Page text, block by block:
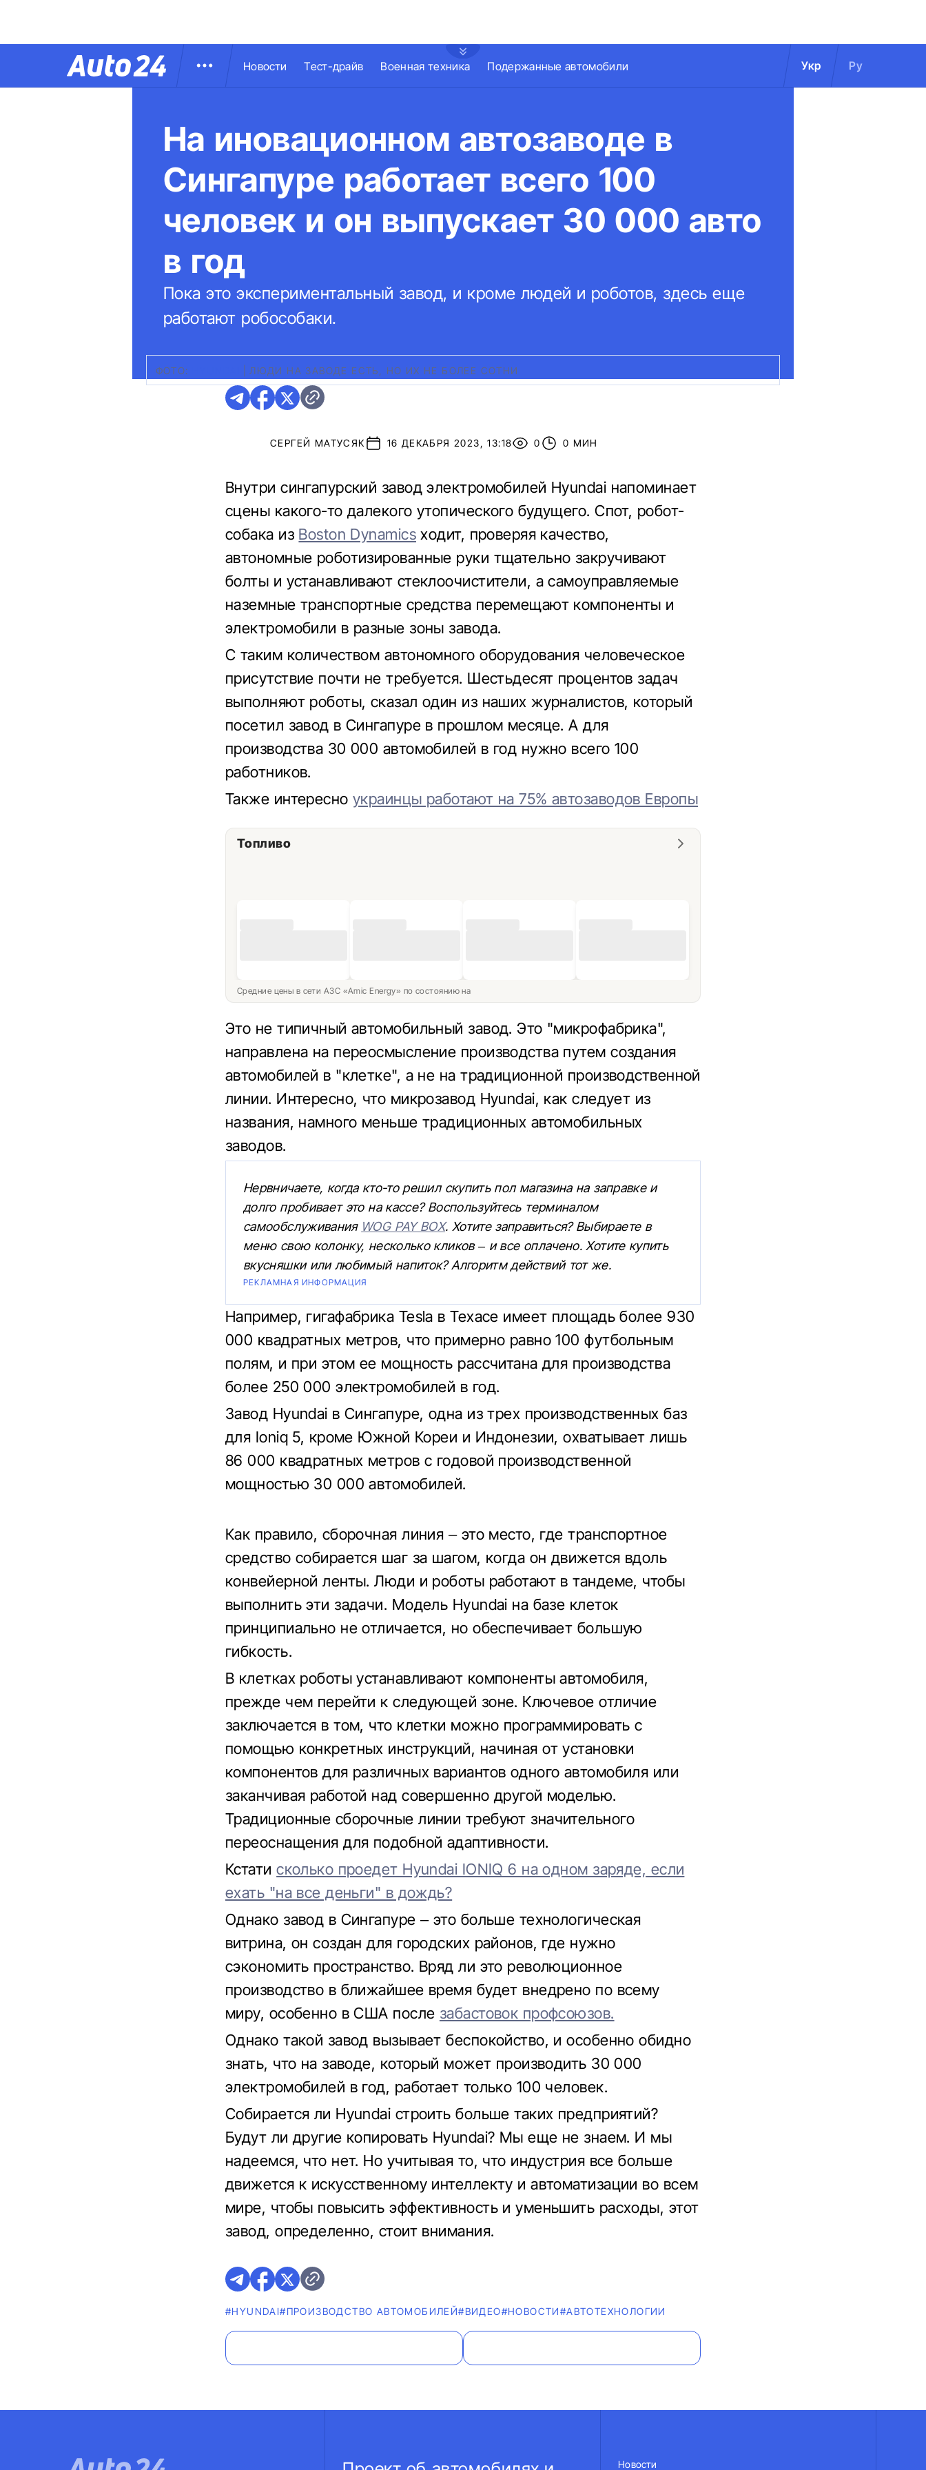
Новости Тест-драйв Военная техника Подержанные автомобили Укр Ру
На иновационном автозаводе в
Сингапуре работает всего 100
человек и он выпускает 30 000 авто
в год
Пока это экспериментальный завод, и кроме людей и роботов, здесь еще
работают робособаки.
ФОТО: ЛЮДИ НА ЗАВОДЕ ЕСТЬ, НО ИХ НЕ БОЛЕЕ СОТНИ
СЕРГЕЙ МАТУСЯК 16 ДЕКАБРЯ 2023, 13:18 0 0 МИН
Внутри сингапурский завод электромобилей Hyundai напоминает
сцены какого-то далекого утопического будущего. Спот, робот-
собака из Boston Dynamics ходит, проверяя качество,
автономные роботизированные руки тщательно закручивают
болты и устанавливают стеклоочистители, а самоуправляемые
наземные транспортные средства перемещают компоненты и
электромобили в разные зоны завода.
С таким количеством автономного оборудования человеческое
присутствие почти не требуется. Шестьдесят процентов задач
выполняют роботы, сказал один из наших журналистов, который
посетил завод в Сингапуре в прошлом месяце. А для
производства 30 000 автомобилей в год нужно всего 100
работников.
Также интересноукраинцы работают на 75% автозаводов Европы
Топливо
Средние цены в сети АЗС «Amic Energy» по состоянию на
Это не типичный автомобильный завод. Это "микрофабрика",
направлена на переосмысление производства путем создания
автомобилей в "клетке", а не на традиционной производственной
линии. Интересно, что микрозавод Hyundai, как следует из
названия, намного меньше традиционных автомобильных
заводов.
Нервничаете, когда кто-то решил скупить пол магазина на заправке и
долго пробивает это на кассе? Воспользуйтесь терминалом
самообслуживания WOG PAY BOX. Хотите заправиться? Выбираете в
меню свою колонку, несколько кликов – и все оплачено. Хотите купить
вкусняшки или любимый напиток? Алгоритм действий тот же.
РЕКЛАМНАЯ ИНФОРМАЦИЯ
Например, гигафабрика Tesla в Техасе имеет площадь более 930
000 квадратных метров, что примерно равно 100 футбольным
полям, и при этом ее мощность рассчитана для производства
более 250 000 электромобилей в год.
Завод Hyundai в Сингапуре, одна из трех производственных баз
для Ioniq 5, кроме Южной Кореи и Индонезии, охватывает лишь
86 000 квадратных метров с годовой производственной
мощностью 30 000 автомобилей.
Как правило, сборочная линия – это место, где транспортное
средство собирается шаг за шагом, когда он движется вдоль
конвейерной ленты. Люди и роботы работают в тандеме, чтобы
выполнить эти задачи. Модель Hyundai на базе клеток
принципиально не отличается, но обеспечивает большую
гибкость.
В клетках роботы устанавливают компоненты автомобиля,
прежде чем перейти к следующей зоне. Ключевое отличие
заключается в том, что клетки можно программировать с
помощью конкретных инструкций, начиная от установки
компонентов для различных вариантов одного автомобиля или
заканчивая работой над совершенно другой моделью.
Традиционные сборочные линии требуют значительного
переоснащения для подобной адаптивности.
Кстатисколько проедет Hyundai IONIQ 6 на одном заряде, если
ехать "на все деньги" в дождь?
Однако завод в Сингапуре – это больше технологическая
витрина, он создан для городских районов, где нужно
сэкономить пространство. Вряд ли это революционное
производство в ближайшее время будет внедрено по всему
миру, особенно в США после забастовок профсоюзов.
Однако такой завод вызывает беспокойство, и особенно обидно
знать, что на заводе, который может производить 30 000
электромобилей в год, работает только 100 человек.
Собирается ли Hyundai строить больше таких предприятий?
Будут ли другие копировать Hyundai? Мы еще не знаем. И мы
надеемся, что нет. Но учитывая то, что индустрия все больше
движется к искусственному интеллекту и автоматизации во всем
мире, чтобы повысить эффективность и уменьшить расходы, этот
завод, определенно, стоит внимания.
#HYUNDAI#ПРОИЗВОДСТВО АВТОМОБИЛЕЙ#ВИДЕО#НОВОСТИ#АВТОТЕХНОЛОГИИ
Новости